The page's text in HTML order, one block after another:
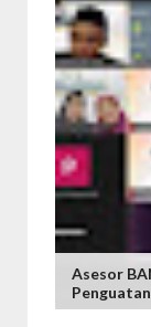
Asesor